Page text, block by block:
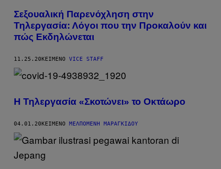
Σεξουαλική Παρενόχληση στην
Τηλεργασία: Λόγοι που την Προκαλούν και
πώς Εκδηλώνεται
11.25.20ΚΕΊΜΕΝΟ VICE STAFF
Η Τηλεργασία «Σκοτώνει» το Οκτάωρο
04.01.20 ΚΕΊΜΕΝΟ ΜΕΛΠΟΜΈΝΗ ΜΑΡΑΓΚΊΔΟΥ